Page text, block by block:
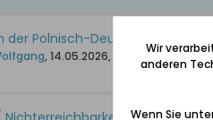
der Polnisch-Deutschen
, 14.05.2026, 20:32
Wir
anderen
Wenn Sie